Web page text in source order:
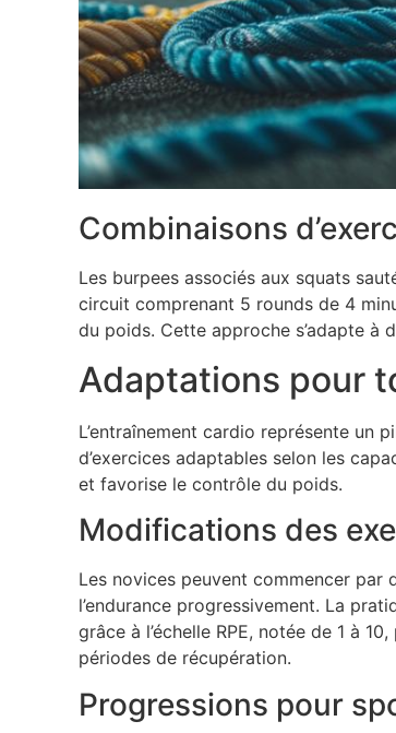
Combinaisons
Les burpees associés aux squats
circuit comprenant 5 rounds de 4
du poids. Cette approche s’adapte à
Adaptations pour
L’entraînement cardio représente un
d’exercices adaptables selon les
et favorise le contrôle du poids.
Modifications des
Les novices peuvent commencer par
l’endurance progressivement. La
grâce à l’échelle RPE, notée de 1 à
périodes de récupération.
Progressions pour